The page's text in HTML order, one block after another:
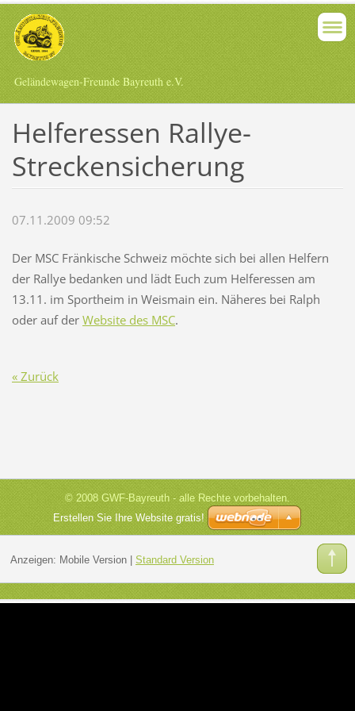
Geländewagen-Freunde Bayreuth e.V.
Helferessen Rallye-
Streckensicherung
07.11.2009 09:52
Der MSC Fränkische Schweiz möchte sich bei allen Helfern
der Rallye bedanken und lädt Euch zum Helferessen am
13.11. im Sportheim in Weismain ein. Näheres bei Ralph
oder auf der Website des MSC.
« Zurück
© 2008 GWF-Bayreuth - alle Rechte vorbehalten.
Erstellen Sie Ihre Website gratis!
Anzeigen: Mobile Version| Standard Version